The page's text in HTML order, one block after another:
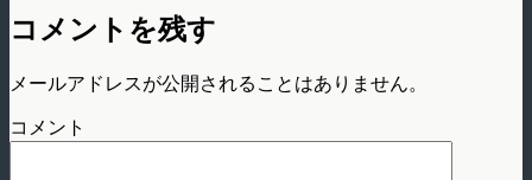
コメントを残す
メールアドレスが公開されることはありません。
コメント